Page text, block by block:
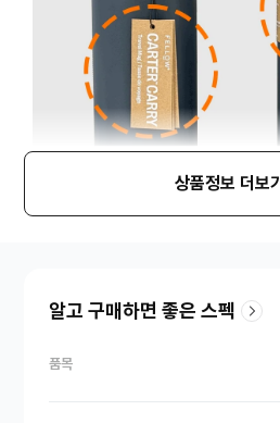
상품정보 더보기
알고 구매하면 좋은 스펙
품목